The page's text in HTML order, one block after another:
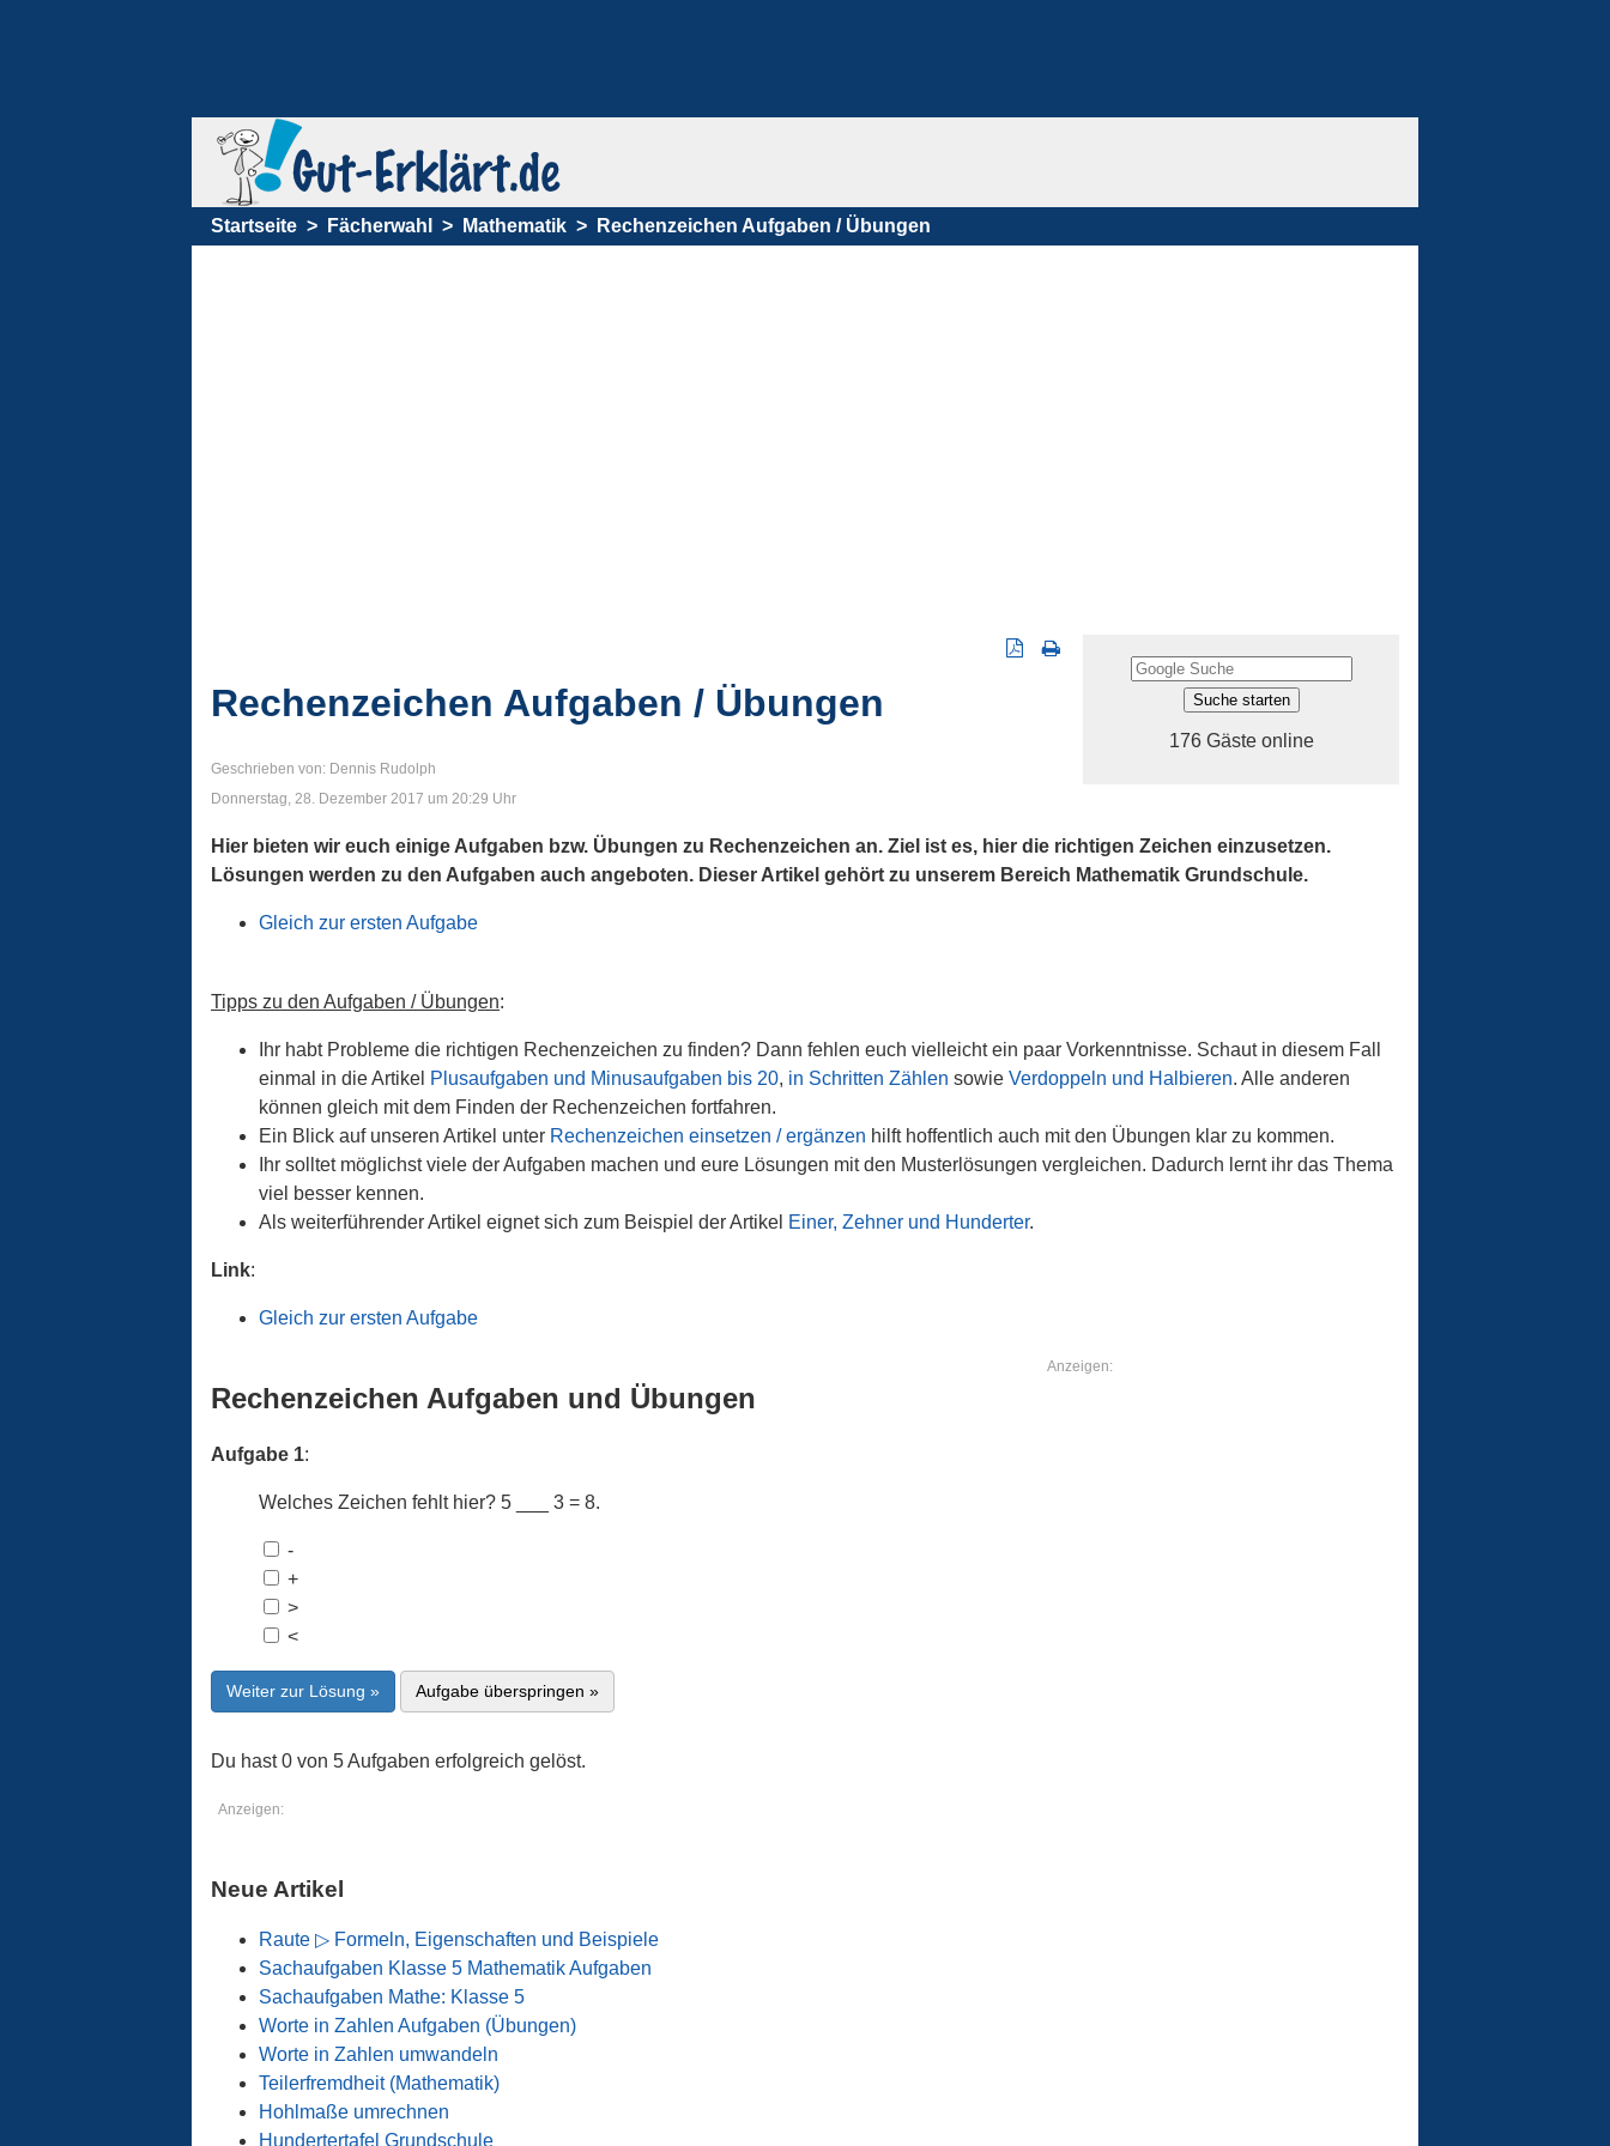
Startseite Fächerwahl Mathematik Rechenzeichen Aufgaben / Übungen
176 Gäste online
Rechenzeichen Aufgaben / Übungen
Geschrieben von: Dennis Rudolph
Donnerstag, 28. Dezember 2017 um 20:29 Uhr
Hier bieten wir euch einige Aufgaben bzw. Übungen zu Rechenzeichen an. Ziel ist es, hier die richtigen Zeichen einzusetzen.
Lösungen werden zu den Aufgaben auch angeboten. Dieser Artikel gehört zu unserem Bereich Mathematik Grundschule.
Gleich zur ersten Aufgabe
Tipps zu den Aufgaben / Übungen:
Ihr habt Probleme die richtigen Rechenzeichen zu finden? Dann fehlen euch vielleicht ein paar Vorkenntnisse. Schaut in diesem Fall
einmal in die Artikel Plusaufgaben und Minusaufgaben bis 20, in Schritten Zählen sowie Verdoppeln und Halbieren. Alle anderen
können gleich mit dem Finden der Rechenzeichen fortfahren.
Ein Blick auf unseren Artikel unter Rechenzeichen einsetzen / ergänzen hilft hoffentlich auch mit den Übungen klar zu kommen.
Ihr solltet möglichst viele der Aufgaben machen und eure Lösungen mit den Musterlösungen vergleichen. Dadurch lernt ihr das Thema
viel besser kennen.
Als weiterführender Artikel eignet sich zum Beispiel der Artikel Einer, Zehner und Hunderter.
Link:
Gleich zur ersten Aufgabe
Anzeigen:
Rechenzeichen Aufgaben und Übungen
Aufgabe 1:
Welches Zeichen fehlt hier? 5 ___ 3 = 8.
-
+
>
<
Weiter zur Lösung » Aufgabe überspringen »
Du hast 0 von 5 Aufgaben erfolgreich gelöst.
Anzeigen:
Neue Artikel
Raute ▷ Formeln, Eigenschaften und Beispiele
Sachaufgaben Klasse 5 Mathematik Aufgaben
Sachaufgaben Mathe: Klasse 5
Worte in Zahlen Aufgaben (Übungen)
Worte in Zahlen umwandeln
Teilerfremdheit (Mathematik)
Hohlmaße umrechnen
Hundertertafel Grundschule